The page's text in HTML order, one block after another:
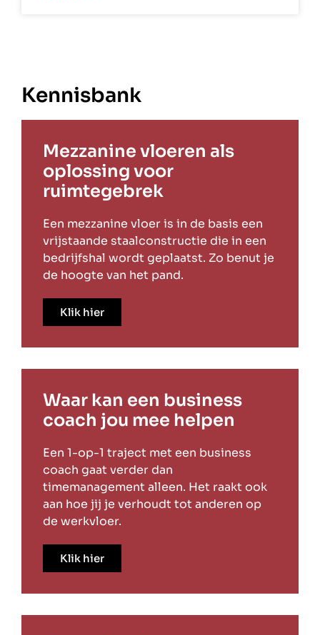
Kennisbank
Mezzanine vloeren als
oplossing voor
ruimtegebrek
Een mezzanine vloer is in de basis een
vrijstaande staalconstructie die in een
bedrijfshal wordt geplaatst. Zo benut je
de hoogte van het pand.
Klik hier
Waar kan een business
coach jou mee helpen
Een 1-op-1 traject met een business
coach gaat verder dan
timemanagement alleen. Het raakt ook
aan hoe jij je verhoudt tot anderen op
de werkvloer.
Klik hier